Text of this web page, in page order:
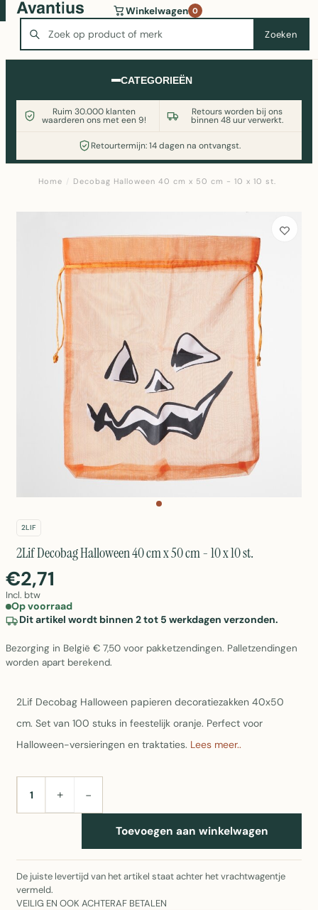
Zoeken
Winkelwagen 0
CATEGORIEËN
Ruim 30.000 klanten
waarderen ons met een 9!
Retours worden bij ons
binnen 48 uur verwerkt.
Retourtermijn: 14 dagen na ontvangst.
Wasmachine of koelkast nodig? Vergelijk alle prijzen op
Witgoedaanbod.nl
Home / Decobag Halloween 40 cm x 50 cm - 10 x 10 st.
2LIF
2Lif Decobag Halloween 40 cm x 50 cm - 10 x 10 st.
€2,71
Incl. btw
Op voorraad
Dit artikel wordt binnen 2 tot 5 werkdagen verzonden.
Bezorging in België € 7,50 voor pakketzendingen. Palletzendingen
worden apart berekend.
2Lif Decobag Halloween papieren decoratiezakken 40x50
cm. Set van 100 stuks in feestelijk oranje. Perfect voor
Halloween-versieringen en traktaties. Lees meer..
AANTAL+ −
Toevoegen aan winkelwagen
De juiste levertijd van het artikel staat achter het vrachtwagentje
vermeld.
VEILIG EN OOK ACHTERAF BETALEN